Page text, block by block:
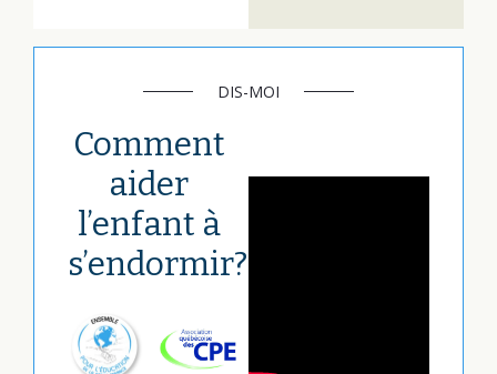
DIS-MOI
Comment
aider
l’enfant à
s’endormir?